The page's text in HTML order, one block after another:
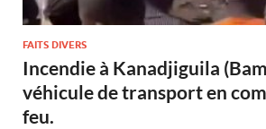
FAITS DIVERS
Incendie à Kanadjiguila
véhicule de transport en
feu.